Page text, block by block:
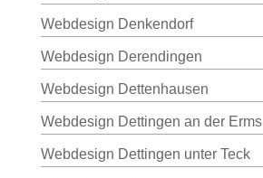
Webdesign Denkendorf
Webdesign Derendingen
Webdesign Dettenhausen
Webdesign Dettingen an der Erms
Webdesign Dettingen unter Teck